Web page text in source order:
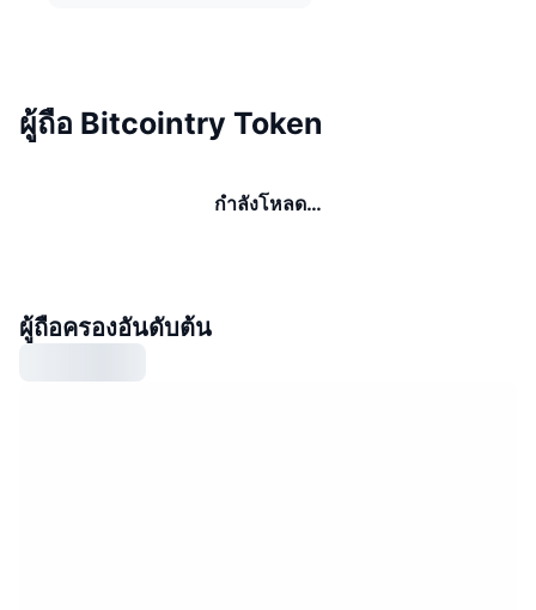
ผู้ถือ Bitcointry Token
กำลังโหลด…
ผู้ถือครองอันดับต้น